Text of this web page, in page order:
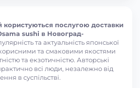
користуються послугою доставки
sushi в Новоград-
та актуальність японської
та смаковими якостями
та екзотичністю. Авторські
всі люди, незалежно від
в суспільстві.